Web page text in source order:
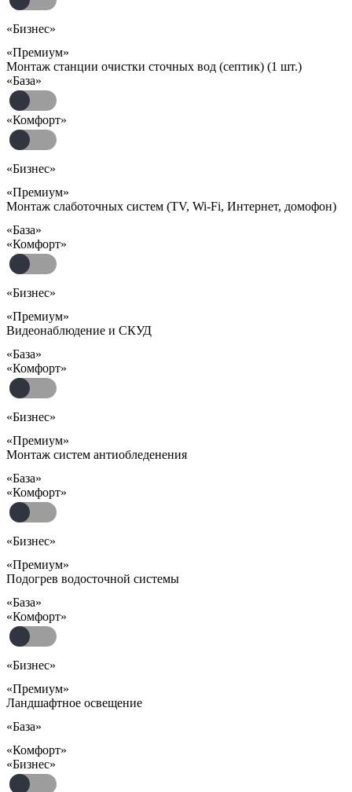
«Бизнес»
«Премиум»
Монтаж станции очистки сточных вод (септик) (1 шт.)
«База»
«Комфорт»
«Бизнес»
«Премиум»
Монтаж слаботочных систем (TV, Wi-Fi, Интернет, домофон)
«База»
«Комфорт»
«Бизнес»
«Премиум»
Видеонаблюдение и СКУД
«База»
«Комфорт»
«Бизнес»
«Премиум»
Монтаж систем антиобледенения
«База»
«Комфорт»
«Бизнес»
«Премиум»
Подогрев водосточной системы
«База»
«Комфорт»
«Бизнес»
«Премиум»
Ландшафтное освещение
«База»
«Комфорт»
«Бизнес»